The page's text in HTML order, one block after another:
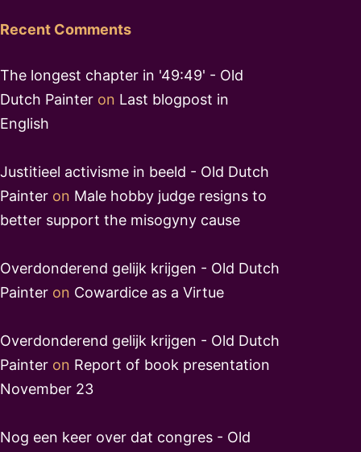
Recent Comments
The longest chapter in '49:49' - Old
Dutch Painter on Last blogpost in
English
Justitieel activisme in beeld - Old Dutch
Painter on Male hobby judge resigns to
better support the misogyny cause
Overdonderend gelijk krijgen - Old Dutch
Painter on Cowardice as a Virtue
Overdonderend gelijk krijgen - Old Dutch
Painter on Report of book presentation
November 23
Nog een keer over dat congres - Old